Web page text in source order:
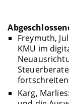
Freymuth,
KMU im
Karg,